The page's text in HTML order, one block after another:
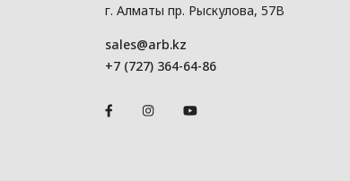
г. Алматы пр. Рыскулова, 57В
sales@arb.kz
+7 (727) 364-64-86